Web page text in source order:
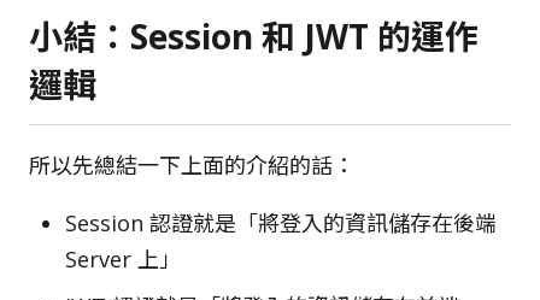
小結：Session 和 JWT 的運作
邏輯
所以先總結一下上面的介紹的話：
Session 認證就是「將登入的資訊儲存在後端
Server 上」